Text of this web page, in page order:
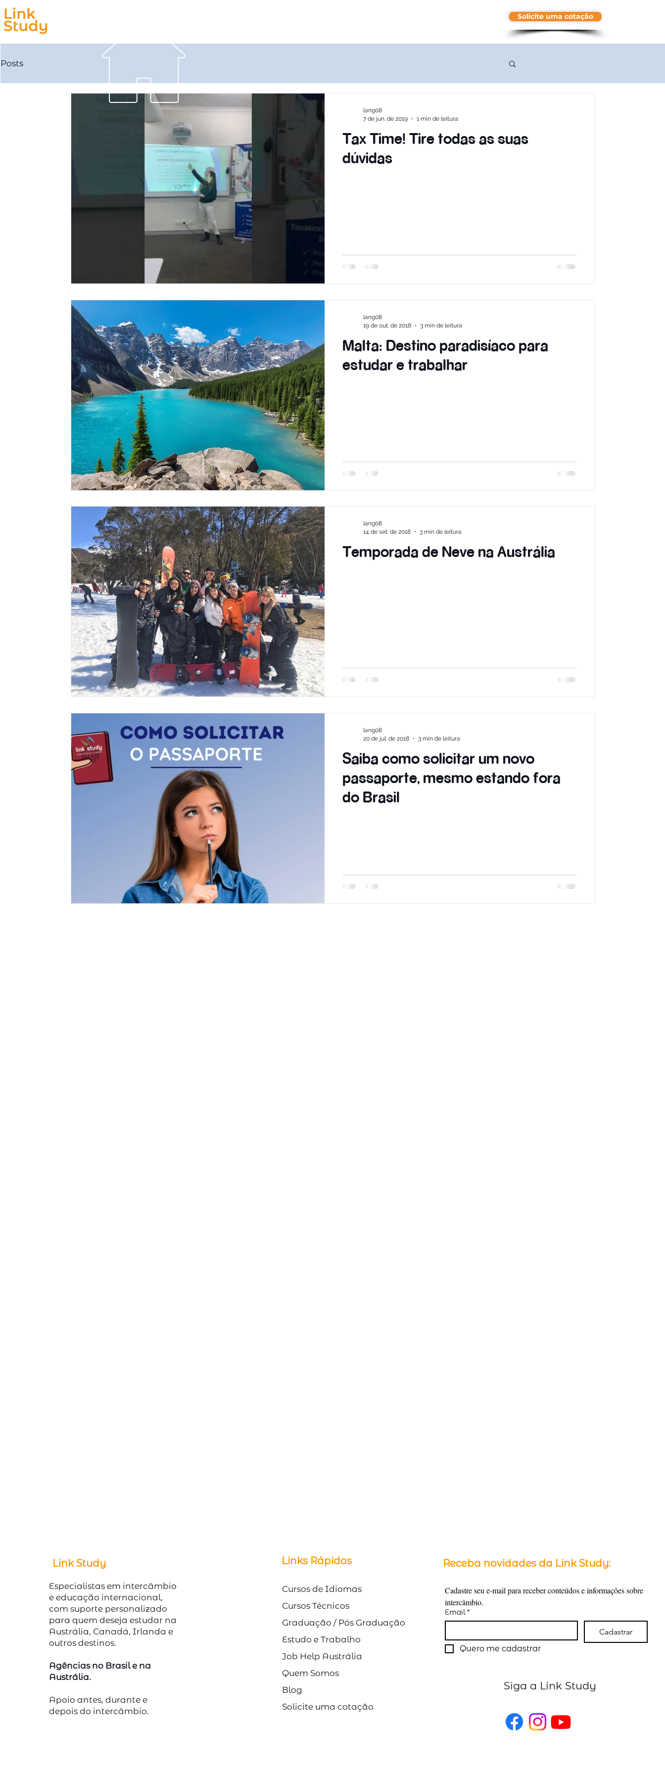
Solicite uma cotação
Posts
Tax Time! Tire todas as suas
dúvidas
lang08
7 de jun. de 2019
1 min de leitura
Malta: Destino paradisíaco para
estudar e trabalhar
lang08
19 de out. de 2018
3 min de leitura
Temporada de Neve na Austrália
lang08
14 de set. de 2018
3 min de leitura
Saiba como solicitar um novo
passaporte, mesmo estando fora
do Brasil
lang08
20 de jul. de 2018
3 min de leitura
Link Study
Especialistas em intercâmbio
e educação internacional,
com suporte personalizado
para quem deseja estudar na
Austrália, Canadá, Irlanda e
outros destinos.
Agências no Brasil e na
Austrália.
Apoio antes, durante e
depois do intercâmbio.
Links Rápidos
Cursos de Idiomas
Cursos Técnicos
Graduação / Pós Graduação
Estudo e Trabalho
Job Help Austrália
Quem Somos
Blog
Solicite uma cotação
Receba novidades da Link Study:
Cadastre seu e-mail para receber conteúdos e informações sobre
intercâmbio.
Email *
Cadastrar
Quero me cadastrar
Siga a Link Study